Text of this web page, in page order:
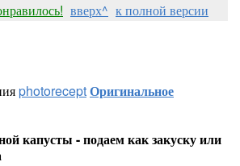
вверх^ к полной версии
photoreceptОригинальное
капусты - подаем как закуску или